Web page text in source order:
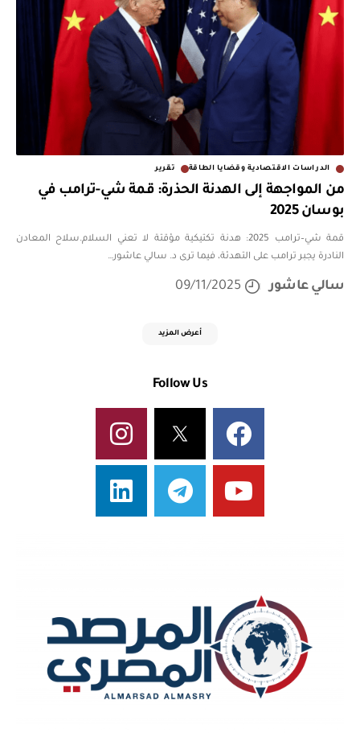
الدراسات الاقتصادية وقضايا الطاقة تقرير
من المواجهة إلى الهدنة الحذرة: قمة شي-ترامب في
بوسان 2025
قمة شي–ترامب 2025: هدنة تكتيكية مؤقتة لا تعني السلام.سلاح المعادن
النادرة يجبر ترامب على التهدئة، فيما ترى د. سالي عاشور…
سالي عاشور 09/11/2025
أعرض المزيد
Follow Us